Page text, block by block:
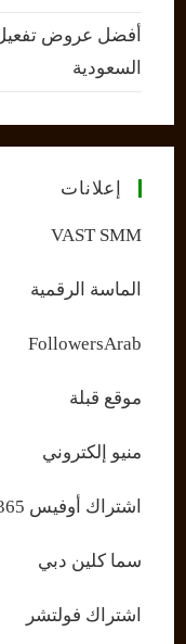
السعودية
إعلانات
VAST SMM
الماسة الرقمية
FollowersArab
موقع قبلة
منيو إلكتروني
اشتراك أوفيس 365
سما كلين دبي
اشتراك فولتشر